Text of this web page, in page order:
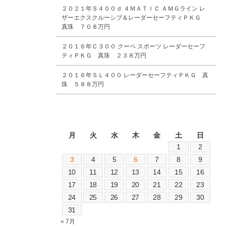
２０２１年Ｓ４００ｄ ４ＭＡＴＩＣ ＡＭＧライン レ
ザーエクスクルーシブ＆レーダーセーフティＰＫＧ
真珠 ７０８万円
２０１６年Ｃ３００ クーペ スポーツ レーダーセーフ
ティＰＫＧ 真珠 ２３８万円
２０１６年ＳＬ４００ レーダーセーフティＰＫＧ 真
珠 ５８８万円
月
火 水 木 金 土
日
1
2
3
4 5 6 7 8
9
10
11 12 13 14 15
16
17
18 19 20 21 22
23
24
25 26 27 28 29
30
31
« 7月